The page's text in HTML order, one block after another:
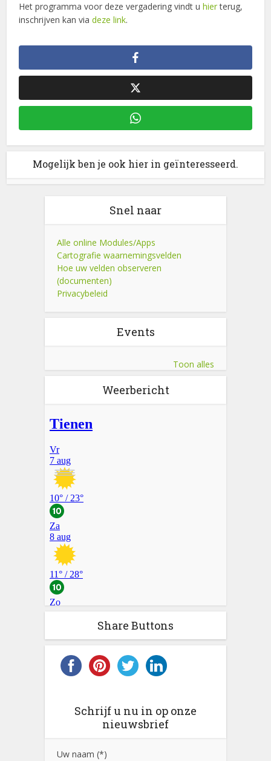
Het programma voor deze vergadering vindt uhierterug,
inschrijven kan viadeze link.
Mogelijk ben je ook hier in geïnteresseerd.
Snel naar
Alle online Modules/Apps
Cartografie waarnemingsvelden
Hoe uw velden observeren
(documenten)
Privacybeleid
Events
Toon alles
Weerbericht
Share Buttons
Schrijf u nu in op onze
nieuwsbrief
Uw naam (*)